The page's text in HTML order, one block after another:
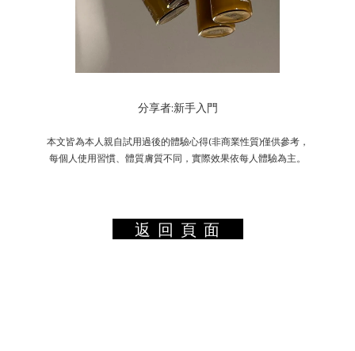
分享者:新手入門
本文皆為本人親自試用過後的體驗心得(非商業性質)僅供參考，
每個人使用習慣、體質膚質不同，實際效果依每人體驗為主。
返 回 頁 面